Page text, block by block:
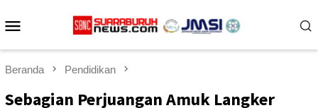
ke
Beranda Pendidikan
Sebagian Perjuangan Amuk Langker